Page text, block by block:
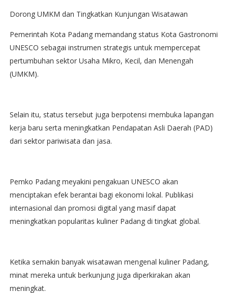
Dorong UMKM dan Tingkatkan Kunjungan Wisatawan
Pemerintah Kota Padang memandang status Kota Gastronomi
UNESCO sebagai instrumen strategis untuk mempercepat
pertumbuhan sektor Usaha Mikro, Kecil, dan Menengah
(UMKM).
Selain itu, status tersebut juga berpotensi membuka lapangan
kerja baru serta meningkatkan Pendapatan Asli Daerah (PAD)
dari sektor pariwisata dan jasa.
Pemko Padang meyakini pengakuan UNESCO akan
menciptakan efek berantai bagi ekonomi lokal. Publikasi
internasional dan promosi digital yang masif dapat
meningkatkan popularitas kuliner Padang di tingkat global.
Ketika semakin banyak wisatawan mengenal kuliner Padang,
minat mereka untuk berkunjung juga diperkirakan akan
meningkat.